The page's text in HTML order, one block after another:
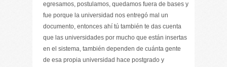
egresamos, postulamos, quedamos fuera de bases y
fue porque la universidad nos entregó mal un
documento, entonces ahí tú también te das cuenta
que las universidades por mucho que están insertas
en el sistema, también dependen de cuánta gente
de esa propia universidad hace postgrado y